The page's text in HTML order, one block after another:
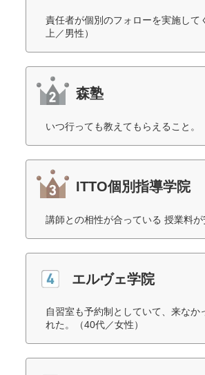
責任者が個別のフォローを実施し
上／男性）
森塾
いつ行っても教えてもらえること。
ITTO個別指導学院
講師との相性が合っている 授業料が
エルヴェ学院
自習室も予約制としていて、来な
れた。（40代／女性）